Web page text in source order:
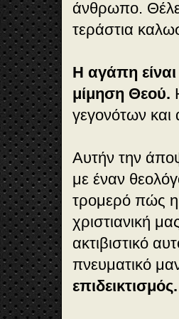
άνθρωπο.
τεράστια
Η αγάπη
μίμηση Θεού.
γεγονότων
Αυτήν την
με έναν
τρομερό πώς η
χριστιανική
ακτιβιστικό
πνευματικό